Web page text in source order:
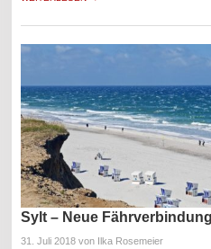
Sylt – Neue
31. Juli 2018 von Ilka Rosemeier